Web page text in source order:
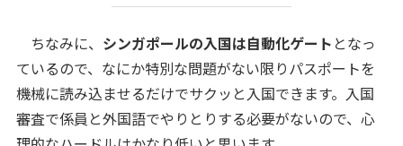
ちなみに、 シンガポールの入国は自動化ゲート となっ
ているので、なにか特別な問題がない限りパスポートを
機械に読み込ませるだけでサクッと入国できます。入国
審査で係員と外国語でやりとりする必要がないので、心